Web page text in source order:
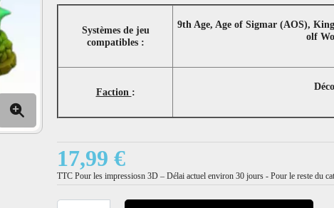
Systèmes de jeu
compatibles :
9th Age, Age of Sigmar (AOS),
olf
Faction :
17,99 €
TTC Pour les impressiosn 3D – Délai actuel environ 30 jours - Pour le reste du